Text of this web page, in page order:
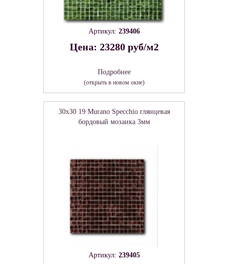
Артикул: 239406
Цена: 23280 руб/м2
Подробнее
(открыть в новом окне)
30x30 19 Murano Specchio глянцевая
бордовый мозаика 3мм
Артикул: 239405